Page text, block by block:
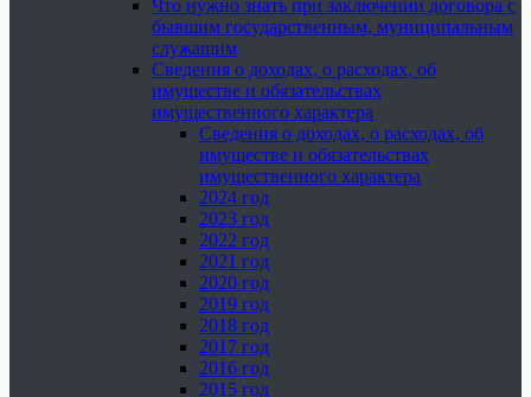
Что нужно знать при заключении договора с
бывшим государственным, муниципальным
служащим
Сведения о доходах, о расходах, об
имуществе и обязательствах
имущественного характера
Сведения о доходах, о расходах, об
имуществе и обязательствах
имущественного характера
2024 год
2023 год
2022 год
2021 год
2020 год
2019 год
2018 год
2017 год
2016 год
2015 год